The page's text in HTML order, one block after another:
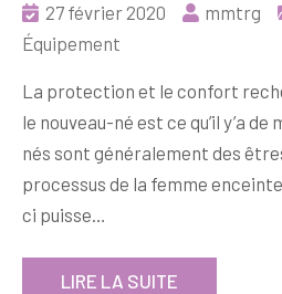
27 février 2020 mmtrg
Équipement
La protection et le confort
le nouveau-né est ce qu’il y’a
nés sont généralement des
processus de la femme
ci puisse…
LIRE LA SUITE